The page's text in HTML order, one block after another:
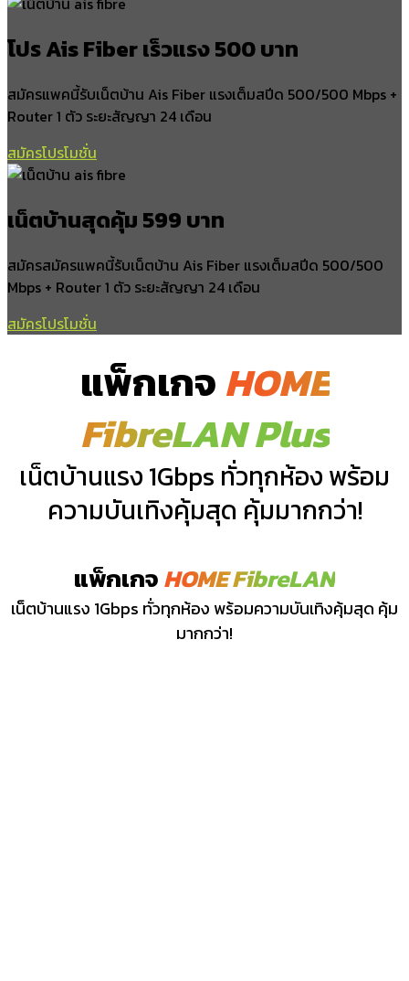
ลำทับ
ดินอุดม
ทุ่งไทรทอง
ดินแดง
อำเภอเกาะลันตา
เกาะลันตาใหญ่
เกาะลันตาน้อย
เกาะกลาง
คลองยาง
อำเภอเขาพนม
เขาพนม
หน้าเขา
โคกหาร
ทับปริก
อำเภอเหนือคลอง
เหนือคลอง
คลองขนาน
คลองเขม้า
เกาะกลาง
โปร Ais Fiber เร็วแรง 500 บาท
สมัครแพคนี้รับเน็ตบ้าน Ais Fiber แรงเต็มสปีด 500/500 Mbps +
Router 1 ตัว ระยะสัญญา 24 เดือน
สมัครโปรโมชั่น
เน็ตบ้านสุดคุ้ม 599 บาท
สมัครสมัครแพคนี้รับเน็ตบ้าน Ais Fiber แรงเต็มสปีด 500/500
Mbps + Router 1 ตัว ระยะสัญญา 24 เดือน
สมัครโปรโมชั่น
แพ็กเกจHOME
FibreLAN Plus
เน็ตบ้านแรง 1Gbps ทั่วทุกห้อง พร้อม
ความบันเทิงคุ้มสุด คุ้มมากกว่า!
แพ็กเกจHOME FibreLAN
เน็ตบ้านแรง 1Gbps ทั่วทุกห้อง พร้อมความบันเทิงคุ้มสุด คุ้ม
มากกว่า!